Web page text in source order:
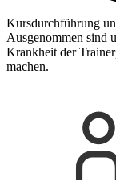
Kursdurchführung
Ausgenommen sind
Krankheit der
machen.